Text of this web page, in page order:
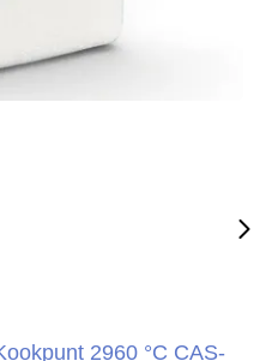
2960 °C CAS-